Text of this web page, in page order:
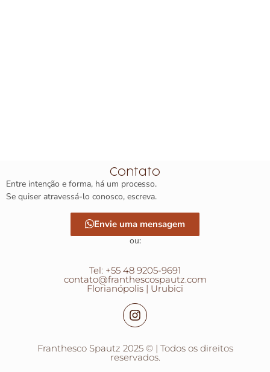
Contato
Entre intenção e forma, há um processo.
Se quiser atravessá-lo conosco, escreva.
Envie uma mensagem
ou:
Tel: +55 48 9205-9691
contato@franthescospautz.com
Florianópolis | Urubici
Franthesco Spautz 2025 © | Todos os direitos
reservados.